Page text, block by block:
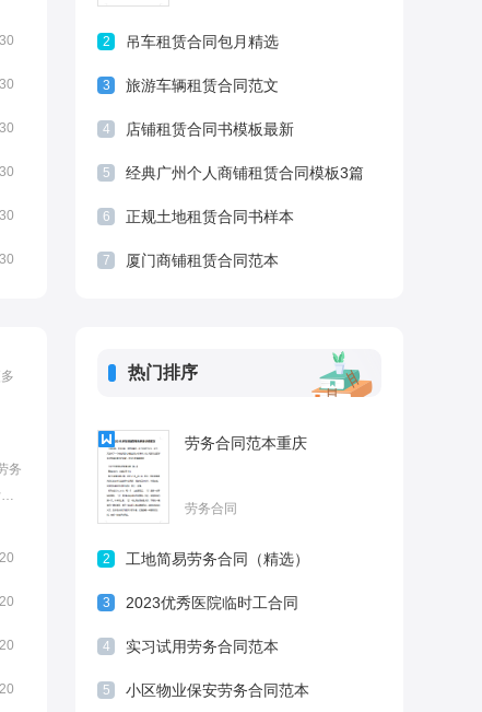
2 吊车租赁合同包月精选
3 旅游车辆租赁合同范文
4 店铺租赁合同书模板最新
5 经典广州个人商铺租赁合同模板3篇
6 正规土地租赁合同书样本
7 厦门商铺租赁合同范本
务
热门排序
劳务合同范本重庆
劳务合同
2 工地简易劳务合同（精选）
3 2023优秀医院临时工合同
4 实习试用劳务合同范本
5 小区物业保安劳务合同范本